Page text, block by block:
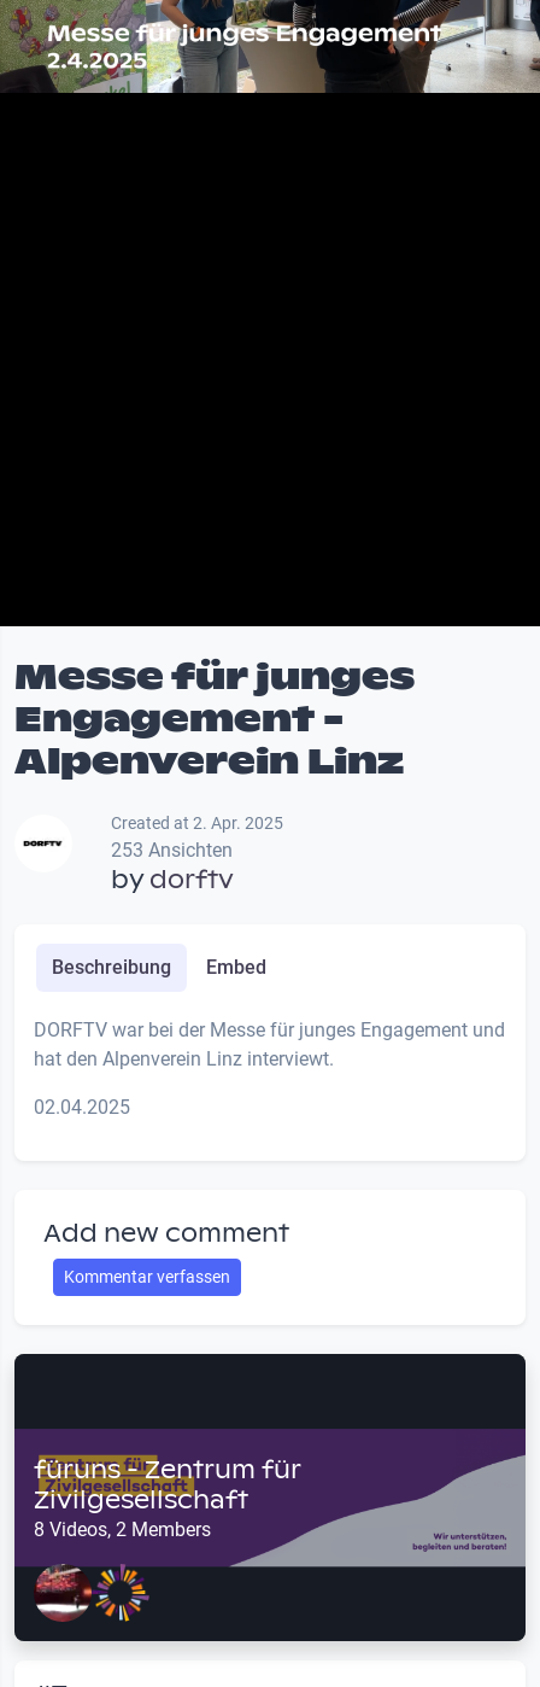
Video
Messe für junges
Engagement -
Alpenverein Linz
Created at 2. Apr. 2025
253 Ansichten
bydorftv
Beschreibung Embed
DORFTV war bei der Messe für junges Engagement und
hat den Alpenverein Linz interviewt.
02.04.2025
Add new comment
Kommentar verfassen
füruns - Zentrum für
Zivilgesellschaft
8 Videos, 2 Members